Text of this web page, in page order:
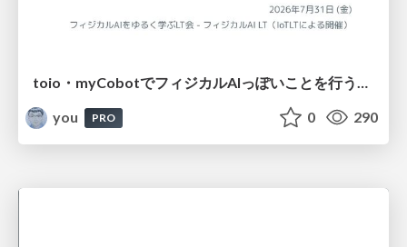
toio・myCobotでフィジカルAIっぽいことを行うための検討（とりあえず調査） / フィジカルAI LT（IoTLTによる開催）
you
PRO 0 290